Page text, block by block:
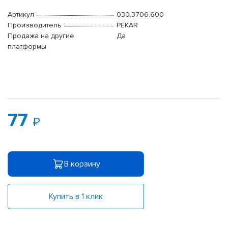
Артикул
030.3706.600
Производитель
PEKAR
Продажа на другие
платформы
Да
77
В корзину
Купить в 1 клик